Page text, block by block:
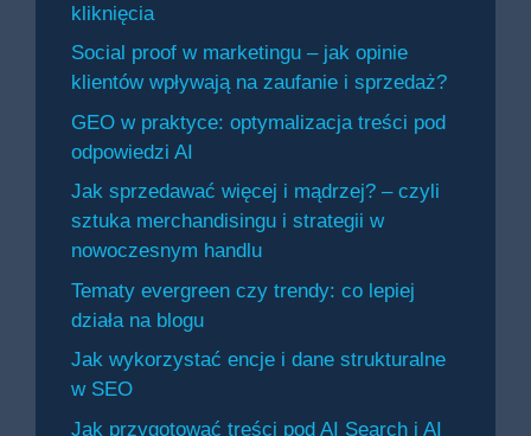
kliknięcia
Social proof w marketingu – jak opinie
klientów wpływają na zaufanie i sprzedaż?
GEO w praktyce: optymalizacja treści pod
odpowiedzi AI
Jak sprzedawać więcej i mądrzej? – czyli
sztuka merchandisingu i strategii w
nowoczesnym handlu
Tematy evergreen czy trendy: co lepiej
działa na blogu
Jak wykorzystać encje i dane strukturalne
w SEO
Jak przygotować treści pod AI Search i AI